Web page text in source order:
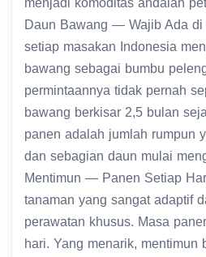
Daun Bawang — Wajib Ada
setiap masakan Indonesia
bawang sebagai bumbu
permintaannya tidak pernah
bawang berkisar 2,5 bulan
panen adalah jumlah rumpun
dan sebagian daun mulai
Mentimun — Panen Setiap
tanaman yang sangat adaptif
perawatan khusus. Masa
hari. Yang menarik, mentimun